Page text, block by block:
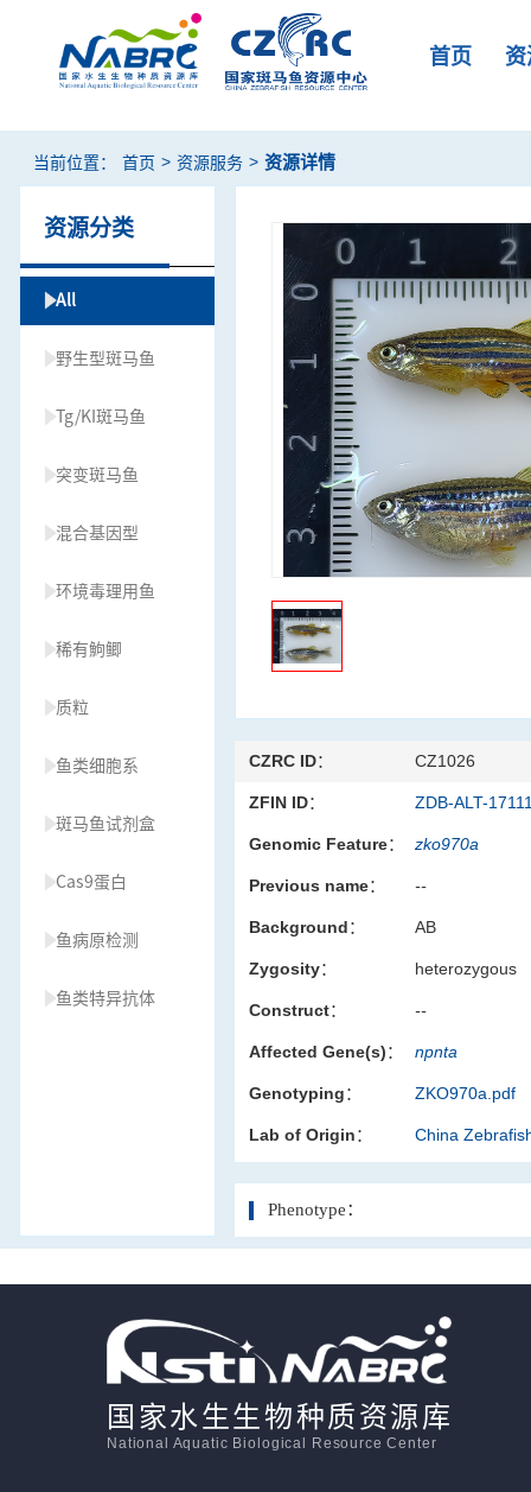
首页
当前位置： 首页 > 资源服务 > 资源详情
资源分类
All
野生型斑马鱼
Tg/KI斑马鱼
突变斑马鱼
混合基因型
环境毒理用鱼
稀有鮈鲫
质粒
鱼类细胞系
斑马鱼试剂盒
Cas9蛋白
鱼病原检测
鱼类特异抗体
CZRC ID： CZ1026
ZFIN ID： ZDB-ALT-
Genomic Feature： zko970a
Previous name： --
Background： AB
Zygosity： heterozygous
Construct： --
Affected Gene(s)： npnta
Genotyping： ZKO970a.pdf
Lab of Origin： China
Phenotype：
国家水生生物种质资源库
National Aquatic Biological Resource Center